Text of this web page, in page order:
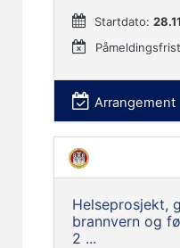
Startdato:
Arrangement
Helseprosjekt,
brannvern og
2 ...